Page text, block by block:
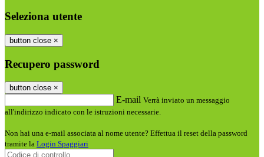
Seleziona utente
button close ×
Recupero password
button close ×
E-mail Verrà inviato un messaggio
all'indirizzo indicato con le istruzioni necessarie.
Non hai una e-mail associata al nome utente? Effettua il reset della password
tramite la Login Spaggiari